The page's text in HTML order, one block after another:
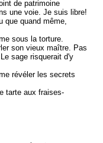
de patrimoine
une voie. Je suis libre!
que quand même,
sous la torture.
son vieux maître. Pas
sage risquerait d'y
révéler les secrets
tarte aux fraises-